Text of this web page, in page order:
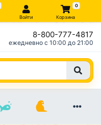
Войти
0
Корзина
8-800-777-4817
ежедневно c 10:00 до 21:00